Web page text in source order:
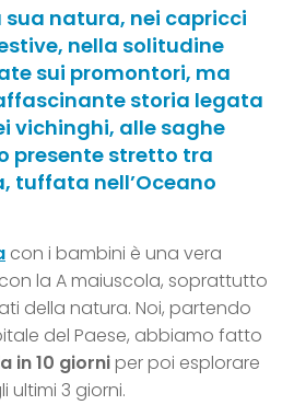
natura, nei capricci
nella solitudine
sui promontori, ma
storia legata
vichinghi, alle saghe
presente stretto tra
tuffata nell’Oceano
con i bambini è una vera
la A maiuscola, soprattutto
della natura. Noi, partendo
del Paese, abbiamo fatto
in 10 giorniper poi esplorare
ultimi 3 giorni.